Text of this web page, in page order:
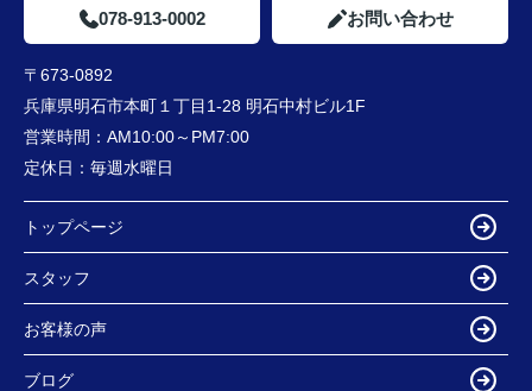
078-913-0002 お問い合わせ
〒673-0892
兵庫県明石市本町１丁目1-28 明石中村ビル1F
営業時間： AM10:00～PM7:00
定休日： 毎週水曜日
トップページ
スタッフ
お客様の声
ブログ